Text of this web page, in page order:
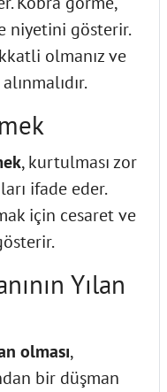
niyetini gösterir.
olmanız ve
, kurtulması zor
ifade eder.
için cesaret ve
Yılan
olması,
bir düşman